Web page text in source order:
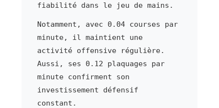
fiabilité dans le jeu de mains.
Notamment, avec 0.04 courses par
minute, il maintient une
activité offensive régulière.
Aussi, ses 0.12 plaquages par
minute confirment son
investissement défensif
constant.